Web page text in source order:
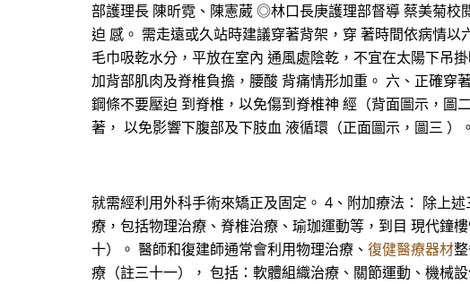
部護理長 陳昕霓、陳憲葳 ◎林口長庚護理部督導 蔡美菊校
迫 感。 需走遠或久站時建議穿著背架，穿 著時間依病情
毛巾吸乾水分，平放在室內 通風處陰乾，不宜在太陽下吊
加背部肌肉及脊椎負擔，腰酸 背痛情形加重。 六、正確穿
鋼條不要壓迫 到脊椎，以免傷到脊椎神 經（背面圖示，圖
著， 以免影響下腹部及下肢血 液循環（正面圖示，圖三
就需經利用外科手術來矯正及固定。 4、附加療法： 除上
療，包括物理治療、脊椎治療、瑜珈運動等，到目 現代鐘
十）。 醫師和復建師通常會利用物理治療、 復健醫療器材
療（註三十一）， 包括：軟體組織治療、關節運動、機械